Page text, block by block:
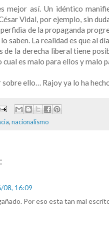
mejor así. Un idéntico
Vidal, por ejemplo, sin
de la propaganda
saben. La realidad es que al
de la derecha liberal tiene
cual es malo para ellos y malo
ello… Rajoy ya lo ha
, nacionalismo
08, 16:09
Por eso esta tan mal